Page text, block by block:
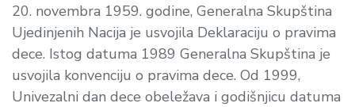
20. novembra 1959. godine, Generalna Skupština
Ujedinjenih Nacija je usvojila Deklaraciju o pravima
dece. Istog datuma 1989 Generalna Skupština je
usvojila konvenciju o pravima dece. Od 1999,
Univezalni dan dece obeležava i godišnjicu datuma